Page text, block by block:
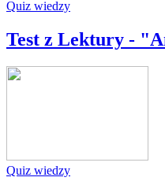
Quiz wiedzy
Test z Lektury -
Quiz wiedzy